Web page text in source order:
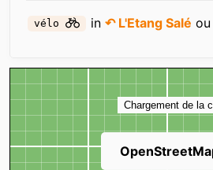
vélo in↶ L'Etang Salé ou
Carte
Chargement de la